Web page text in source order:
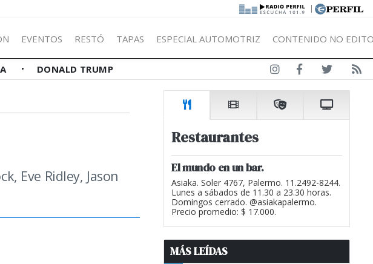
|
EVENTOS RESTÓ TAPAS ESPECIAL AUTOMOTRIZ CONTENIDO NO
DONALD TRUMP
Eve Ridley, Jason
Restaurantes
El mundo en un bar.
Asiaka. Soler 4767, Palermo. 11.2492-8244.
Lunes a sábados de 11.30 a 23.30 horas.
Domingos cerrado. @asiakapalermo.
Precio promedio: $ 17.000.
MÁS LEÍDAS